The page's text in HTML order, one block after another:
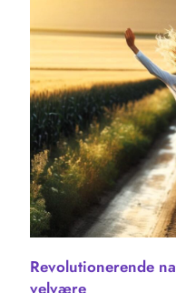
Revolutionerende
velvære